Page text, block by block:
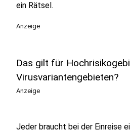
ein Rätsel.
Anzeige
Das gilt für
Virusvariantengebieten?
Anzeige
Jeder braucht bei der Einreise